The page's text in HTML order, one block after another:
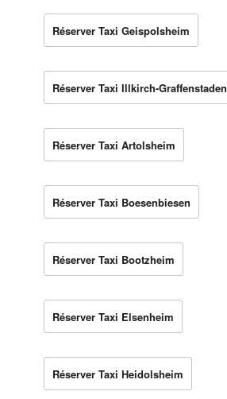
Réserver Taxi Geispolsheim
Réserver Taxi Illkirch-Graffenstaden
Réserver Taxi Artolsheim
Réserver Taxi Boesenbiesen
Réserver Taxi Bootzheim
Réserver Taxi Elsenheim
Réserver Taxi Heidolsheim